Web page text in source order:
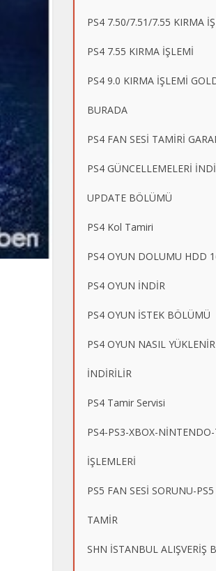
PS4 7.50/7.51/7.55 KIRMA
PS4 7.55 KIRMA İŞLEMİ
PS4 9.0 KIRMA İŞLEMİ
BURADA
PS4 FAN SESİ TAMİRİ
PS4 GÜNCELLEMELERİ
UPDATE BÖLÜMÜ
PS4 Kol Tamiri
PS4 OYUN DOLUMU HDD
PS4 OYUN İNDİR
PS4 OYUN İSTEK BÖLÜMÜ
PS4 OYUN NASIL
İNDİRİLİR
PS4 Tamir Servisi
PS4-PS3-XBOX-
İŞLEMLERİ
PS5 FAN SESİ SORUNU-
TAMİR
SHN İSTANBUL ALIŞVERİŞ